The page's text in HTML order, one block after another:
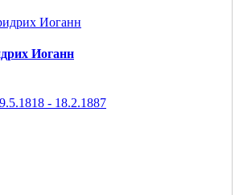
Иоганн
- 18.2.1887